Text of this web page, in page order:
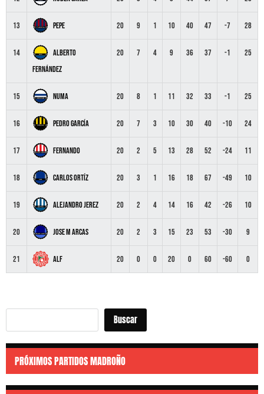
13 Pepe 20 9 1 10 40 47 -7 28
14
Alberto
Fernández
20 7 4 9 36 37 -1 25
15 Numa 20 8 1 11 32 33 -1 25
16 Pedro García 20 7 3 10 30 40 -10 24
17 Fernando 20 2 5 13 28 52 -24 11
18 Carlos Ortíz 20 3 1 16 18 67 -49 10
19 Alejandro Jerez 20 2 4 14 16 42 -26 10
20 Jose M Arcas 20 2 3 15 23 53 -30 9
21 Alf 20 0 0 20 0 60 -60 0
Buscar Buscar
PRÓXIMOS PARTIDOS MADROÑO